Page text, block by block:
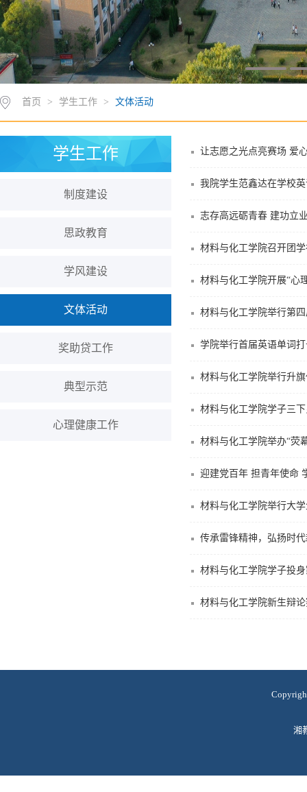
首页 > 学生工作 > 文体活动
学生工作
制度建设
思政教育
学风建设
文体活动
奖助贷工作
典型示范
心理健康工作
让志愿之光点亮赛场 爱
我院学生范鑫达在学校
志存高远砺青春 建功立
材料与化工学院召开团
材料与化工学院开展“心
材料与化工学院举行第
学院举行首届英语单词
材料与化工学院举行升
材料与化工学院学子三
材料与化工学院举办“荧
迎建党百年 担青年使命
材料与化工学院举行大
传承雷锋精神，弘扬时
材料与化工学院学子投
材料与化工学院新生辩
湘